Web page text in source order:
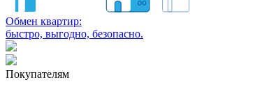
Обмен квартир:
быстро, выгодно, безопасно.
Покупателям